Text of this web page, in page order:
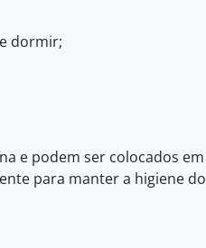
dormir;
e podem ser colocados em
para manter a higiene do